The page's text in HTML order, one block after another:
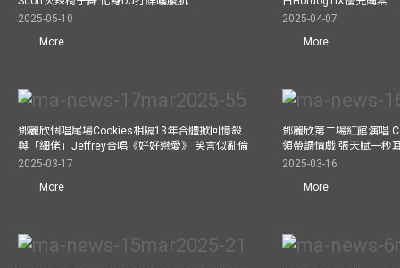
2025-05-10
More
2025-04-07
More
鄧麗欣個唱尾場Cookies相隔13年合體掀回憶殺
與「細佬」Jeffrey合唱《好好戀愛》 笑言似亂倫
2025-03-17
More
鄧麗欣第二場紅館演唱
領帶調情戲 張天賦一秒
2025-03-16
More